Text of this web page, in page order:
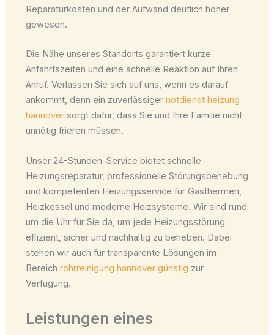
Reparaturkosten und der Aufwand deutlich höher
gewesen.
Die Nähe unseres Standorts garantiert kurze
Anfahrtszeiten und eine schnelle Reaktion auf Ihren
Anruf. Verlassen Sie sich auf uns, wenn es darauf
ankommt, denn ein zuverlässiger notdienst heizung
hannoversorgt dafür, dass Sie und Ihre Familie nicht
unnötig frieren müssen.
Unser 24-Stunden-Service bietet schnelle
Heizungsreparatur, professionelle Störungsbehebung
und kompetenten Heizungsservice für Gasthermen,
Heizkessel und moderne Heizsysteme. Wir sind rund
um die Uhr für Sie da, um jede Heizungsstörung
effizient, sicher und nachhaltig zu beheben. Dabei
stehen wir auch für transparente Lösungen im
Bereich rohrreinigung hannover günstig zur
Verfügung.
Leistungen eines